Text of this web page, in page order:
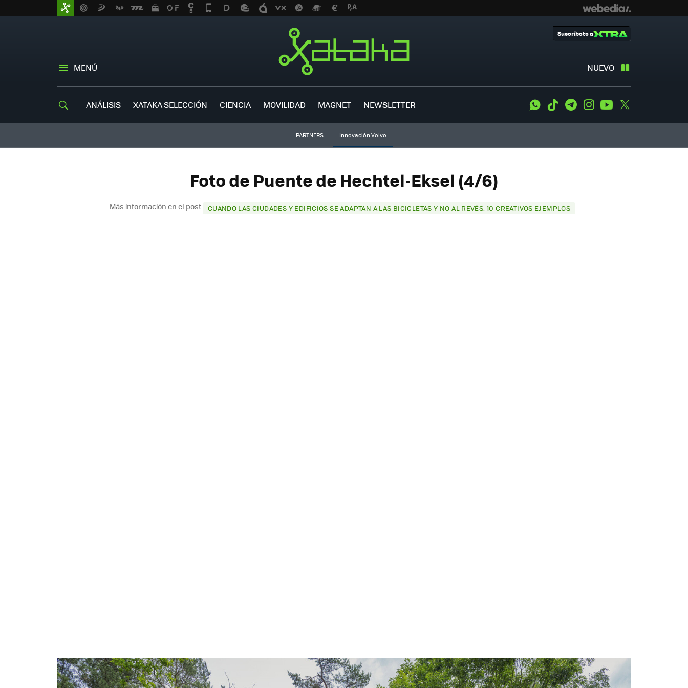
MENÚ NUEVO
Suscríbete a
ANÁLISIS XATAKA SELECCIÓN CIENCIA MOVILIDAD MAGNET NEWSLETTER WhatsApp
Tiktok TelegramInstagramYoutube
PARTNERS Innovación Volvo
Foto de Puente de Hechtel-Eksel (4/6)
Más información en el post CUANDO LAS CIUDADES Y EDIFICIOS SE ADAPTAN A LAS BICICLETAS Y NO AL REVÉS: 10 CREATIVOS EJEMPLOS